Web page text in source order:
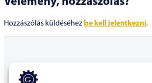
Hozzászólás küldéséhez be kell jelentkezni.